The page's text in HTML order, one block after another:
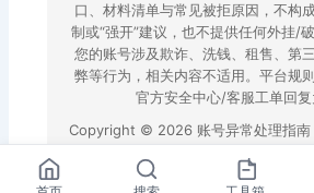
口、材料清单与常见被拒原因，不构
制或“强开”建议，也不提供任何外挂/
您的账号涉及欺诈、洗钱、租售、第
弊等行为，相关内容不适用。平台规
官方安全中心/客服工单回复
Copyright © 2026 账号异常处理指南